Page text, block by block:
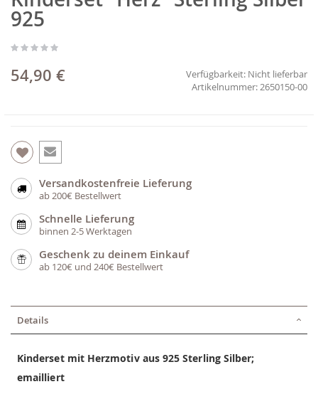
der
Bildgalerie
925
54,90 € Verfügbarkeit: Nicht lieferbar
2650150-00
Versandkostenfreie Lieferung
ab 200€ Bestellwert
Schnelle Lieferung
binnen 2-5 Werktagen
Geschenk zu deinem Einkauf
ab 120€ und 240€ Bestellwert
Details
Kinderset mit Herzmotiv aus 925 Sterling Silber;
emailliert